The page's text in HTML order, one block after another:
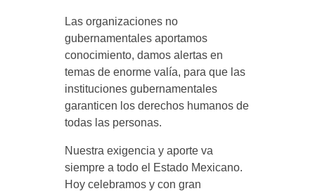
Las organizaciones no
gubernamentales aportamos
conocimiento, damos alertas en
temas de enorme valía, para que las
instituciones gubernamentales
garanticen los derechos humanos de
todas las personas.
Nuestra exigencia y aporte va
siempre a todo el Estado Mexicano.
Hoy celebramos y con gran